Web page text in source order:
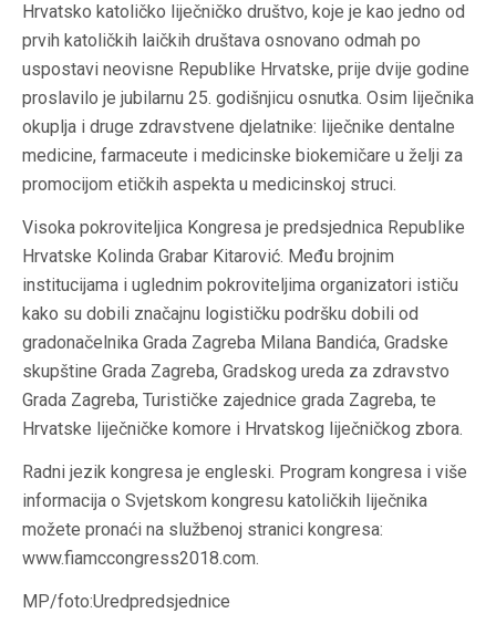
Hrvatsko katoličko liječničko društvo, koje je kao jedno od
prvih katoličkih laičkih društava osnovano odmah po
uspostavi neovisne Republike Hrvatske, prije dvije godine
proslavilo je jubilarnu 25. godišnjicu osnutka. Osim liječnika
okuplja i druge zdravstvene djelatnike: liječnike dentalne
medicine, farmaceute i medicinske biokemičare u želji za
promocijom etičkih aspekta u medicinskoj struci.
Visoka pokroviteljica Kongresa je predsjednica Republike
Hrvatske Kolinda Grabar Kitarović. Među brojnim
institucijama i uglednim pokroviteljima organizatori ističu
kako su dobili značajnu logističku podršku dobili od
gradonačelnika Grada Zagreba Milana Bandića, Gradske
skupštine Grada Zagreba, Gradskog ureda za zdravstvo
Grada Zagreba, Turističke zajednice grada Zagreba, te
Hrvatske liječničke komore i Hrvatskog liječničkog zbora.
Radni jezik kongresa je engleski. Program kongresa i više
informacija o Svjetskom kongresu katoličkih liječnika
možete pronaći na službenoj stranici kongresa:
www.fiamccongress2018.com.
MP/foto:Uredpredsjednice